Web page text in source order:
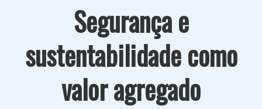
Segurança e
sustentabilidade como
valor agregado